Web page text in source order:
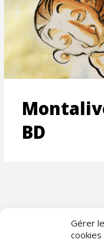
Gérer
cookies
BD